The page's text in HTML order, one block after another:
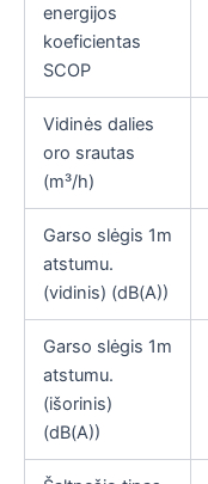
energijos
koeficientas
SCOP
Vidinės dalies
oro srautas
(m³/h)
Garso slėgis 1m
atstumu.
(vidinis) (dB(A))
Garso slėgis 1m
atstumu.
(išorinis)
(dB(A))